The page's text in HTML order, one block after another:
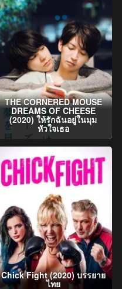
THE CORNERED MOUSE
DREAMS OF CHEESE
(2020) ให้รักฉันอยู่ในมุม
หัวใจเธอ
Chick Fight (2020) บรรยาย
ไทย